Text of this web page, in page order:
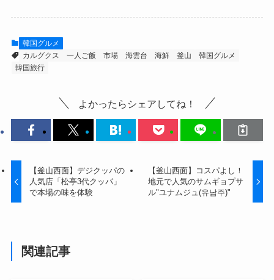
韓国グルメ
カルグクス
一人ご飯 市場 海雲台 海鮮 釜山
韓国グルメ
韓国旅行
よかったらシェアしてね！
【釜山西面】デジクッパの
人気店「松亭3代クッパ」
で本場の味を体験
【釜山西面】コスパよし！
地元で人気のサムギョプサ
ル"ユナムジュ(유남주)"
関連記事